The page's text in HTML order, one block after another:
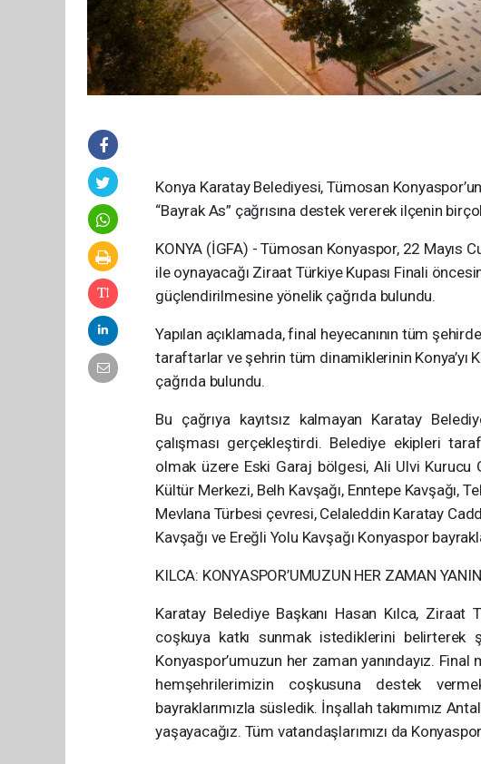
Konya Karatay Belediyesi, Tümosan
“Bayrak As” çağrısına destek vererek ilçenin
KONYA (İGFA) - Tümosan Konyaspor, 22 Mayıs
ile oynayacağı Ziraat Türkiye Kupası Finali
güçlendirilmesine yönelik çağrıda bulundu.
Yapılan açıklamada, final heyecanının tüm
taraftarlar ve şehrin tüm dinamiklerinin Konya’yı
çağrıda bulundu.
Bu çağrıya kayıtsız kalmayan Karatay
çalışması gerçekleştirdi. Belediye ekipleri
olmak üzere Eski Garaj bölgesi, Ali Ulvi Kurucu
Kültür Merkezi, Belh Kavşağı, Enntepe Kavşağı,
Mevlana Türbesi çevresi, Celaleddin Karatay
Kavşağı ve Ereğli Yolu Kavşağı Konyaspor
KILCA: KONYASPOR’UMUZUN HER ZAMAN
Karatay Belediye Başkanı Hasan Kılca,
coşkuya katkı sunmak istediklerini belirterek
Konyaspor’umuzun her zaman yanındayız.
hemşehrilerimizin coşkusuna destek
bayraklarımızla süsledik. İnşallah takımımız
yaşayacağız. Tüm vatandaşlarımızı da